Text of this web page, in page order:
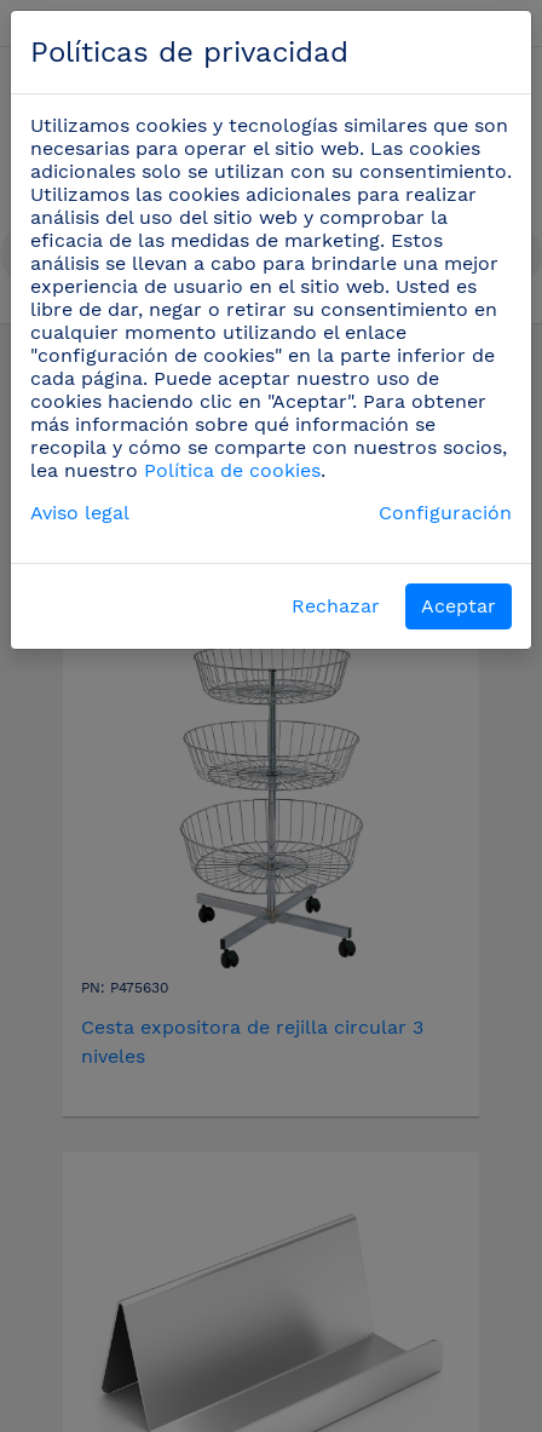
Complementos (10)
Expositores
Filtros
PN: P475630
Cesta expositora de rejilla circular 3
niveles
Políticas de privacidad
Utilizamos cookies y tecnologías similares que son
necesarias para operar el sitio web. Las cookies
adicionales solo se utilizan con su consentimiento.
Utilizamos las cookies adicionales para realizar
análisis del uso del sitio web y comprobar la
eficacia de las medidas de marketing. Estos
análisis se llevan a cabo para brindarle una mejor
experiencia de usuario en el sitio web. Usted es
libre de dar, negar o retirar su consentimiento en
cualquier momento utilizando el enlace
"configuración de cookies" en la parte inferior de
cada página. Puede aceptar nuestro uso de
cookies haciendo clic en "Aceptar". Para obtener
más información sobre qué información se
recopila y cómo se comparte con nuestros socios,
lea nuestro Política de cookies.
Aviso legal
Configuración
Rechazar Aceptar